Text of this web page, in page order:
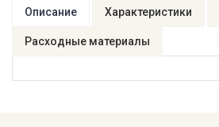
Описание Характеристики
Расходные материалы